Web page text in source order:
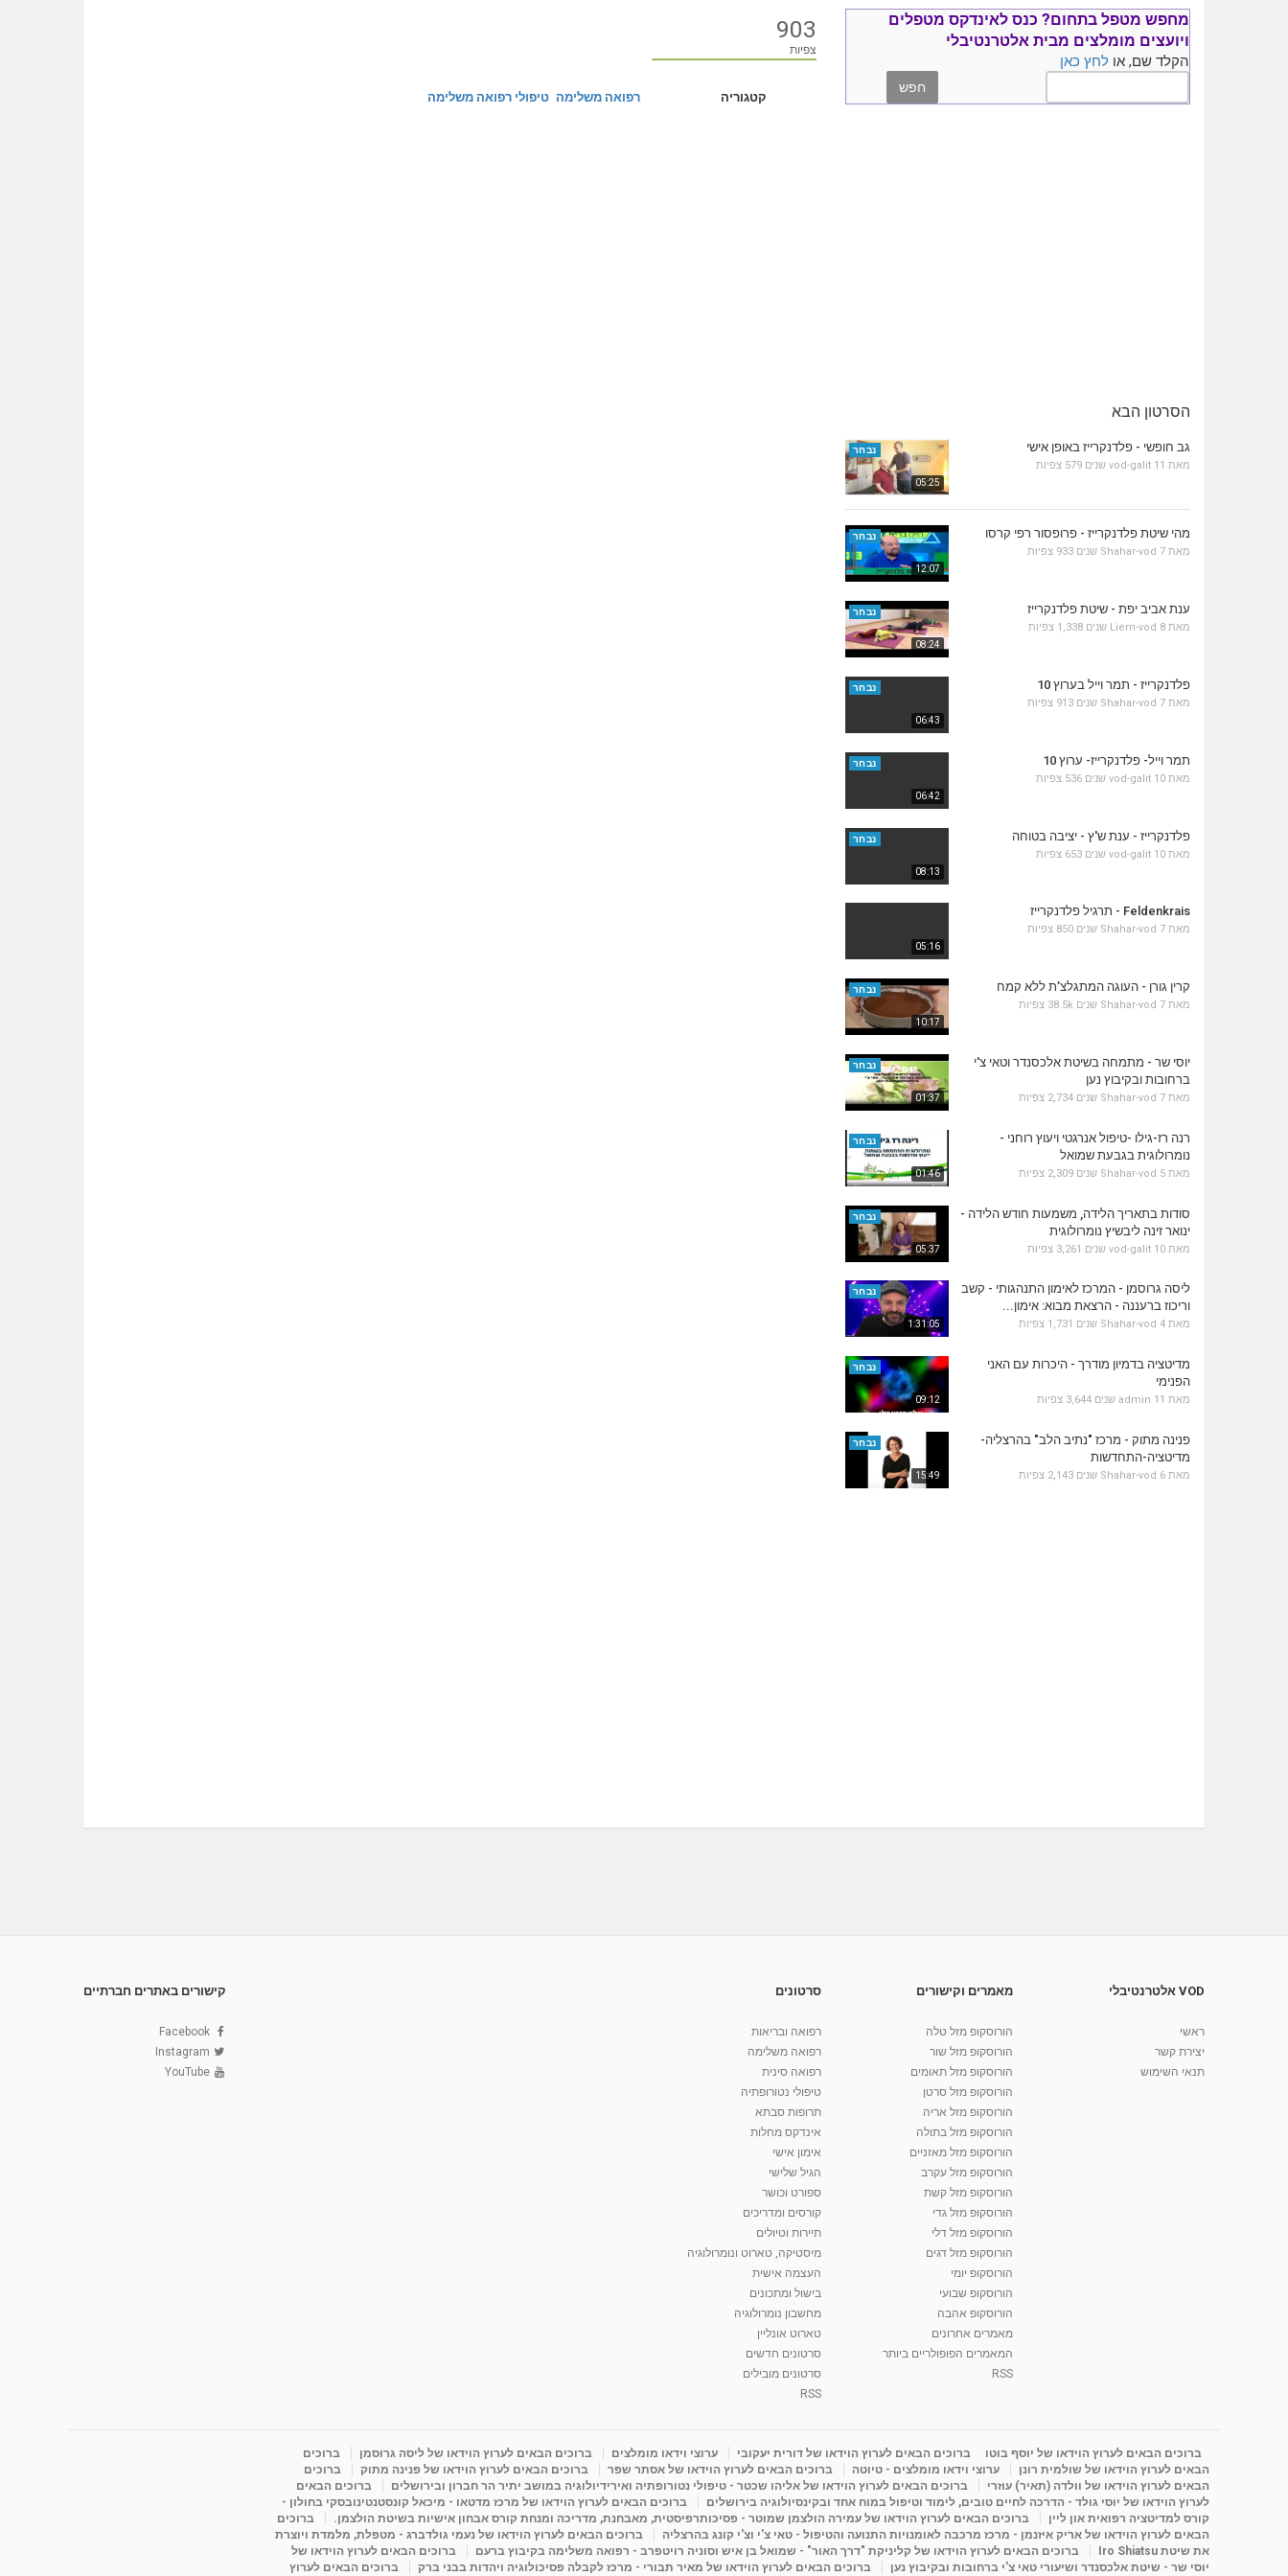
903
צפיות
קטגוריה רפואה משלימה טיפולי רפואה משלימה
מחפש מטפל בתחום? כנס לאינדקס מטפלים
ויועצים מומלצים מבית אלטרנטיבלי
הקלד שם, או לחץ כאן
הסרטון הבא
05:25
נבחר גב חופשי - פלדנקרייז באופן אישי
מאת vod-galit 11 שנים 579 צפיות
12:07
נבחר מהי שיטת פלדנקרייז - פרופסור רפי קרסו
מאת Shahar-vod 7 שנים 933 צפיות
08:24
נבחר ענת אביב יפת - שיטת פלדנקרייז
מאת Liem-vod 8 שנים 1,338 צפיות
06:43
נבחר פלדנקרייז - תמר וייל בערוץ 10
מאת Shahar-vod 7 שנים 913 צפיות
06:42
נבחר תמר וייל- פלדנקרייז- ערוץ 10
מאת vod-galit 10 שנים 536 צפיות
08:13
נבחר פלדנקרייז - ענת ש'ץ - יציבה בטוחה
מאת vod-galit 10 שנים 653 צפיות
05:16
Feldenkrais - תרגיל פלדנקרייז
מאת Shahar-vod 7 שנים 850 צפיות
10:17
נבחר קרין גורן - העוגה המתגלצ’ת ללא קמח
מאת Shahar-vod 7 שנים 38.5k צפיות
01:37
נבחר
יוסי שר - מתמחה בשיטת אלכסנדר וטאי צ'י
ברחובות ובקיבוץ נען
מאת Shahar-vod 7 שנים 2,734 צפיות
01:46
נבחר
רנה רז-גילו -טיפול אנרגטי ויעוץ רוחני -
נומרולוגית בגבעת שמואל
מאת Shahar-vod 5 שנים 2,309 צפיות
05:37
נבחר
סודות בתאריך הלידה, משמעות חודש הלידה -
ינואר זינה ליבשיץ נומרולוגית
מאת vod-galit 10 שנים 3,261 צפיות
1:31:05
נבחר
ליסה גרוסמן - המרכז לאימון התנהגותי - קשב
וריכוז ברעננה - הרצאת מבוא: אימון...
מאת Shahar-vod 4 שנים 1,731 צפיות
09:12
נבחר
מדיטציה בדמיון מודרך - היכרות עם האני
הפנימי
מאת admin 11 שנים 3,644 צפיות
15:49
נבחר
פנינה מתוק - מרכז "נתיב הלב" בהרצליה-
מדיטציה-התחדשות
מאת Shahar-vod 6 שנים 2,143 צפיות
VOD אלטרנטיבלי
ראשי
יצירת קשר
תנאי השימוש
מאמרים וקישורים
הורוסקופ מזל טלה
הורוסקופ מזל שור
הורוסקופ מזל תאומים
הורוסקופ מזל סרטן
הורוסקופ מזל אריה
הורוסקופ מזל בתולה
הורוסקופ מזל מאזניים
הורוסקופ מזל עקרב
הורוסקופ מזל קשת
הורוסקופ מזל גדי
הורוסקופ מזל דלי
הורוסקופ מזל דגים
הורוסקופ יומי
הורוסקופ שבועי
הורוסקופ אהבה
מאמרים אחרונים
המאמרים הפופולריים ביותר
RSS
סרטונים
רפואה ובריאות
רפואה משלימה
רפואה סינית
טיפולי נטורופתיה
תרופות סבתא
אינדקס מחלות
אימון אישי
הגיל שלישי
ספורט וכושר
קורסים ומדריכים
תיירות וטיולים
מיסטיקה, טארוט ונומרולוגיה
העצמה אישית
בישול ומתכונים
מחשבון נומרולוגיה
טארוט אונליין
סרטונים חדשים
סרטונים מובילים
RSS
קישורים באתרים חברתיים
Facebook
Instagram
YouTube
ברוכים הבאים לערוץ הוידאו של יוסף בוטו ברוכים הבאים לערוץ הוידאו של דורית יעקובי ערוצי וידאו מומלצים ברוכים הבאים לערוץ הוידאו של ליסה גרוסמן
ברוכים
הבאים לערוץ הוידאו של שולמית רונן
ערוצי וידאו מומלצים - טיוטה ברוכים הבאים לערוץ הוידאו של אסתר שפר ברוכים הבאים לערוץ הוידאו של פנינה מתוק
ברוכים
הבאים לערוץ הוידאו של וולדה (תאיר) עוזרי
ברוכים הבאים לערוץ הוידאו של אליהו שכטר - טיפולי נטורופתיה ואירידיולוגיה במושב יתיר הר חברון ובירושלים
ברוכים הבאים
לערוץ הוידאו של יוסי גולד - הדרכה לחיים טובים, לימוד וטיפול במוח אחד ובקינסיולוגיה בירושלים
ברוכים הבאים לערוץ הוידאו של מרכז מדטאו - מיכאל קונסטנטינובסקי בחולון -
קורס למדיטציה רפואית און ליין
ברוכים הבאים לערוץ הוידאו של עמירה הולצמן שמוטר - פסיכותרפיסטית, מאבחנת, מדריכה ומנחת קורס אבחון אישיות בשיטת הולצמן.
ברוכים
הבאים לערוץ הוידאו של אריק איזנמן - מרכז מרכבה לאומנויות התנועה והטיפול - טאי צ'י וצ'י קונג בהרצליה
ברוכים הבאים לערוץ הוידאו של נעמי גולדברג - מטפלת, מלמדת ויוצרת
את שיטת Iro Shiatsu
ברוכים הבאים לערוץ הוידאו של קליניקת "דרך האור" - שמואל בן איש וסוניה רויטפרב - רפואה משלימה בקיבוץ ברעם
ברוכים הבאים לערוץ הוידאו של
יוסי שר - שיטת אלכסנדר ושיעורי טאי צ'י ברחובות ובקיבוץ נען
ברוכים הבאים לערוץ הוידאו של מאיר תבורי - מרכז לקבלה פסיכולוגיה ויהדות בבני ברק ברוכים הבאים לערוץ